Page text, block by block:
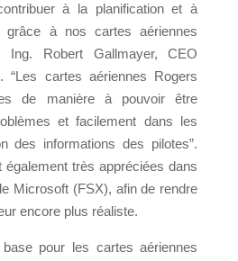
à la planification et à
grâce à nos cartes aériennes
Ing. Robert Gallmayer, CEO
“Les cartes aériennes Rogers
de manière à pouvoir être
et facilement dans les
des informations des pilotes”.
très appréciées dans
Microsoft (FSX), afin de rendre
encore plus réaliste.
pour les cartes aériennes